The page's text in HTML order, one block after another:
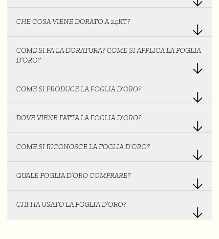
CHE COSA VIENE DORATO A 24KT?
COME SI FA LA DORATURA? COME SI APPLICA LA FOGLIA
D’ORO?
COME SI PRODUCE LA FOGLIA D’ORO?
DOVE VIENE FATTA LA FOGLIA D’ORO?
COME SI RICONOSCE LA FOGLIA D’ORO?
QUALE FOGLIA D’ORO COMPRARE?
CHI HA USATO LA FOGLIA D’ORO?